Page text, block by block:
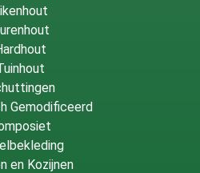
Gemodificeerd
en Kozijnen